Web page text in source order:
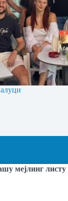
мејлинг листу